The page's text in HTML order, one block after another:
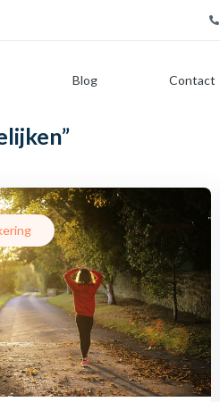
Blog Contact